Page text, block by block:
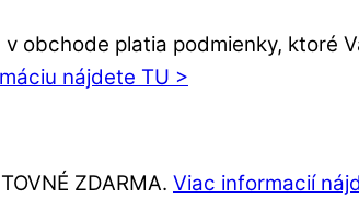
obchode platia podmienky, ktoré
nájdete TU >
ZDARMA. Viac informacií